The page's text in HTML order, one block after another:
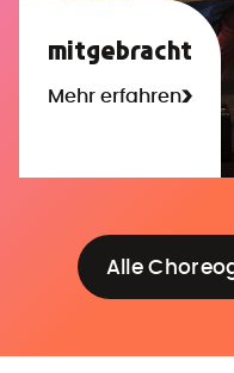
mitgebracht
Mehr erfahren
Alle